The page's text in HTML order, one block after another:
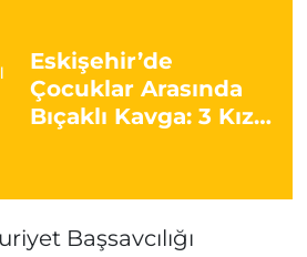
Eskişehir’de
Çocuklar Arasında
Bıçaklı Kavga: 3 Kız
Başsavcılığı